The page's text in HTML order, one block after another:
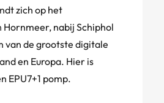
zich op het
nabij Schiphol
van de grootste digitale
en Europa. Hier is
EPU7+1 pomp.